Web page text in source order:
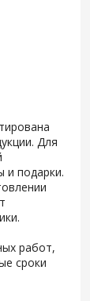
Для
и подарки.
работ,
сроки